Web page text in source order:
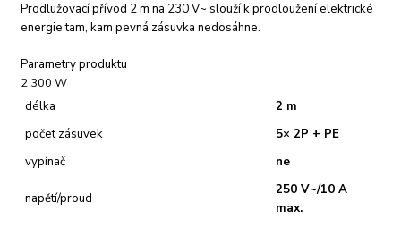
Prodlužovací přívod 2 m na 230 V~ slouží k prodloužení elektrické
energie tam, kam pevná zásuvka nedosáhne.
Parametry produktu
2 300 W
délka
2 m
počet zásuvek
5× 2P + PE
vypínač
ne
napětí/proud
250 V~/10 A
max.